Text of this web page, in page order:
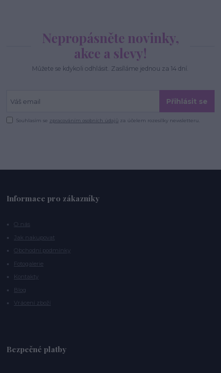
Nepropásněte novinky,
akce a slevy!
Můžete se kdykoli odhlásit. Zasíláme jednou za 14 dní.
Přihlásit se
Souhlasím se zpracováním osobních údajů za účelem rozesílky newsletteru.
Informace pro zákazníky
O nás
Jak nakupovat
Obchodní podmínky
Fotogalerie
Kontakty
Blog
Vrácení zboží
Bezpečné platby